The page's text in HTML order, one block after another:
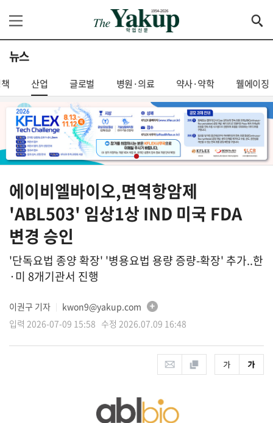
뉴스
산업 글로벌 병원·의료 약사·약학 웰에이징
에이비엘바이오,면역항암제
'ABL503' 임상1상 IND 미국 FDA
변경 승인
'단독요법 종양 확장' '병용요법 용량 증량-확장' 추가..한
·미 8개기관서 진행
이권구 기자
kwon9@yakup.com
입력 2026-07-09 15:58 수정 2026.07.09 16:48